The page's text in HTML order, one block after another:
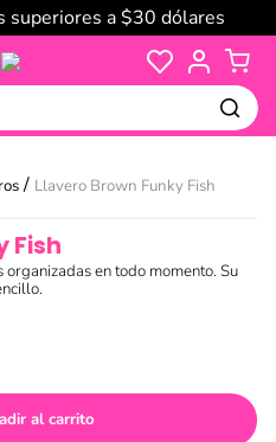
superiores a $30 dólares
Llavero Brown Funky Fish
Fish
en todo momento. Su
al carrito